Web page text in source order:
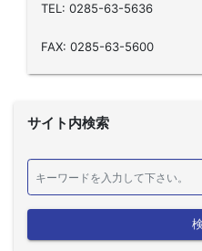
TEL: 0285-63-5636
FAX: 0285-63-5600
サイト内検索